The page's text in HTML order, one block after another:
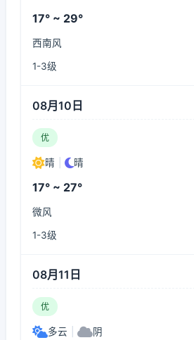
17° ~ 29°
西南风
1-3级
08月10日
优
晴 晴
17° ~ 27°
微风
1-3级
08月11日
优
多云 阴